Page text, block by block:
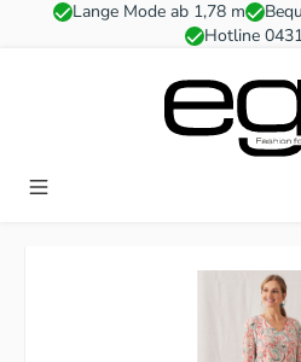
Zum Hauptinhalt springen
Lange Mode ab 1,78 m
Hotline